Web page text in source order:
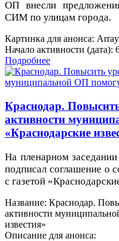
ОП внесли
СИМ по улицам города.
Картинка для анонса: Array
Начало активности (дата):
Подробнее
Краснодар.
активности
«Краснодарские
На пленарном
подписал соглашение о
с газетой
Название: Краснодар.
активности
известия»
Описание для анонса: